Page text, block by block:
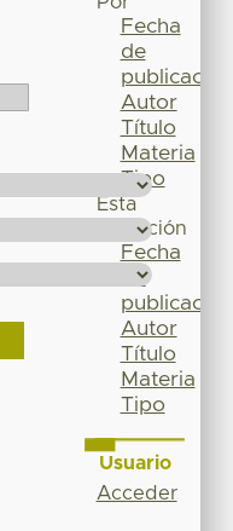
Fecha
de
publicación
Autor
Título
Materia
Tipo
Esta
colección
Fecha
de
publicación
Autor
Título
Materia
Tipo
Usuario
Acceder